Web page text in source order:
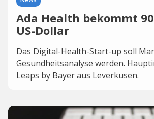
Ada Health bekommt
US-Dollar
Das Digital-Health-Start-up soll
Gesundheitsanalyse werden.
Leaps by Bayer aus Leverkusen.